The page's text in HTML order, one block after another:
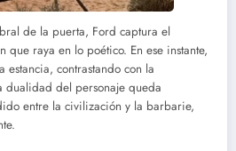
de la puerta, Ford captura el
que raya en lo poético. En ese instante,
contrastando con la
del personaje queda
entre la civilización y la barbarie,